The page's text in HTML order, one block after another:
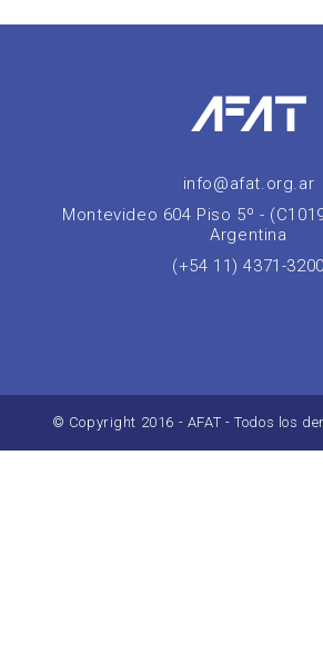
info@afat.org.ar
Montevideo 604 Piso 5º -
Argentina
(+54 11) 4371-3200
© Copyright 2016 - AFAT - Todos los